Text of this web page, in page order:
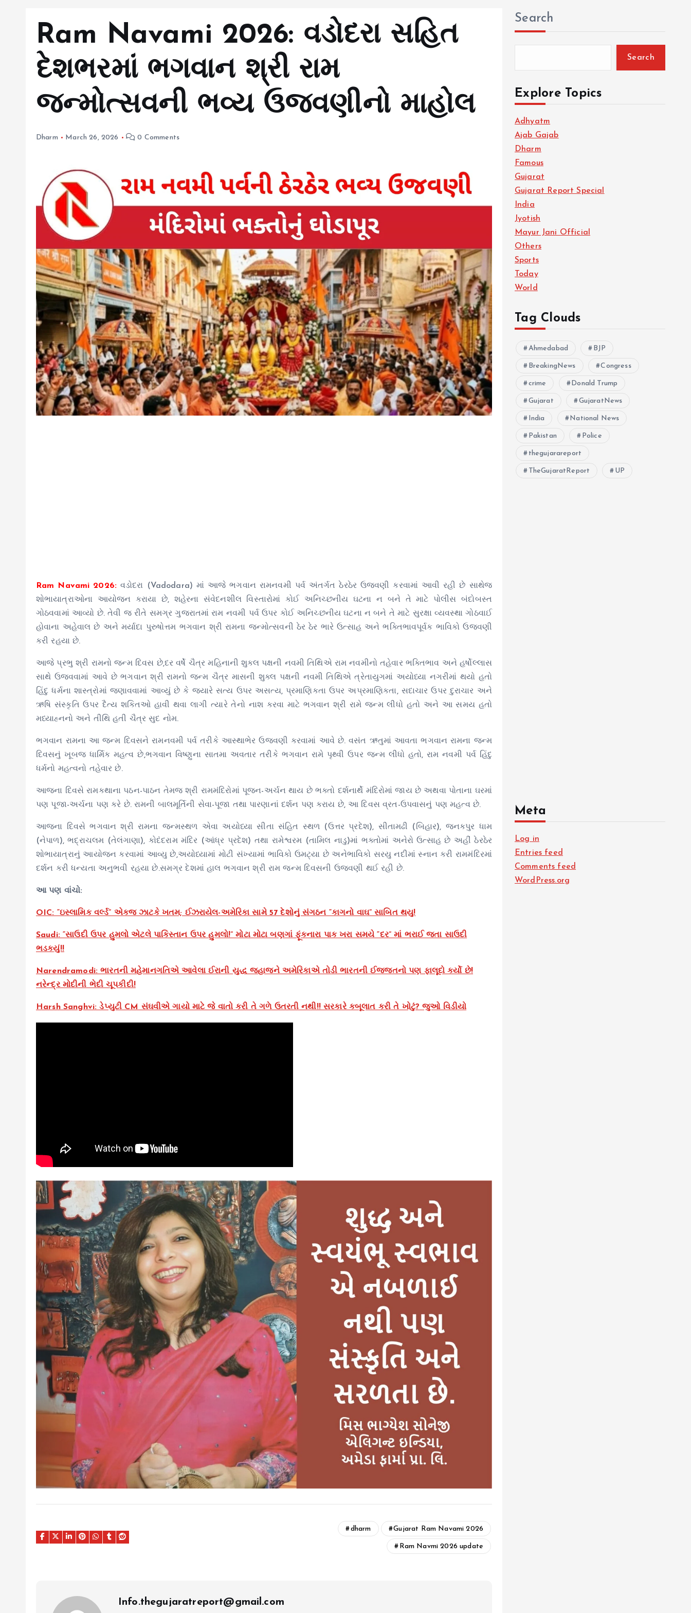
Ram Navami 2026: વડોદરા સહિત
દેશભરમાં ભગવાન શ્રી રામ
જન્મોત્સવની ભવ્ય ઉજવણીનો માહોલ
Dharm March 26, 2026 0 Comments
Ram Navami 2026: વડોદરા (Vadodara) માં આજે ભગવાન રામનવમી પર્વ અંતર્ગત ઠેરઠેર ઉજવણી કરવામાં આવી રહી છે સાથેજ
શોભાયાત્રાઓના આયોજન કરાયા છે, શહેરના સંવેદનશીલ વિસ્તારોમાં કોઈ અનિચ્છનીય ઘટના ન બને તે માટે પોલીસ બંદોબસ્ત
ગોઠવવામાં આવ્યો છે. તેવી જ રીતે સમગ્ર ગુજરાતમાં રામ નવમી પર્વ ઉપર કોઈ અનિચ્છનીય ઘટના ન બને તે માટે સુરક્ષા વ્યવસ્થા ગોઠવાઈ
હોવાના અહેવાલ છે અને મર્યાદા પુરુષોત્તમ ભગવાન શ્રી રામના જન્મોત્સવની ઠેર ઠેર ભારે ઉત્સાહ અને ભક્તિભાવપૂર્વક ભાવિકો ઉજવણી
કરી રહયા છે.
આજે પ્રભુ શ્રી રામનો જન્મ દિવસ છે,દર વર્ષે ચૈત્ર મહિનાની શુક્લ પક્ષની નવમી તિથિએ રામ નવમીનો તહેવાર ભક્તિભાવ અને હર્ષોલ્લાસ
સાથે ઉજવવામાં આવે છે ભગવાન શ્રી રામનો જન્મ ચૈત્ર માસની શુક્લ પક્ષની નવમી તિથિએ ત્રેતાયુગમાં અયોધ્યા નગરીમાં થયો હતો
હિંદુ ધર્મના શાસ્ત્રોમાં જણાવવામાં આવ્યું છે કે જયારે સત્‍ય ઉપર અસત્‍ય, પ્રમાણિકતા ઉપર અપ્રમાણિકતા, સદાચાર ઉપર દુરાચાર અને
ઋષિ સંસ્‍કૃતિ ઉપર દૈત્‍ય શકિતઓ હાવી થવા લાગી ત્‍યારે તેનો નાશ કરવા માટે ભગવાન શ્રી રામે જન્‍મ લીધો હતો અને આ સમય હતો
મધ્યાહ્નનો અને તીથિ હતી ચૈત્ર સુદ નોમ.
ભગવાન રામના આ જન્‍મ દિવસને રામનવમી પર્વ તરીકે આસ્થાભેર ઉજવણી કરવામાં આવે છે. વસંત ઋતુમાં આવતા ભગવાન રામના જન્મ
દિવસનું ખૂબજ ધાર્મિક મહત્વ છે,ભગવાન વિષ્ણુના સાતમા અવતાર તરીકે ભગવાન રામે પૃથ્વી ઉપર જન્મ લીધો હતો, રામ નવમી પર્વ હિંદુ
ધર્મનો મહત્વનો તહેવાર છે.
આજના દિવસે રામકથાના પઠન-પાઠન તેમજ શ્રી રામમંદિરોમાં પૂજન-અર્ચન થાય છે ભક્તો દર્શનાર્થે મંદિરોમાં જાય છે અથવા પોતાના ઘરમાં
પણ પૂજા-અર્ચના પણ કરે છે. રામની બાલમૂર્તિની સેવા-પૂજા તથા પારણાનાં દર્શન પણ કરાય છે, આ દિવસ વ્રત-ઉપવાસનું પણ મહત્વ છે.
આજના દિવસે ભગવાન શ્રી રામના જન્મસ્થળ એવા અયોધ્યા સીતા સંહિત સ્થળ (ઉત્તર પ્રદેશ), સીતામઢી (બિહાર), જનકપુર ધામ
(નેપાળ), ભદ્રાચલમ (તેલંગાણા), કોદંદરામ મંદિર (આંધ્ર પ્રદેશ) તથા રામેશ્વરમ (તામિલ નાડુ)માં ભક્તોમાં અનેરો ઉત્સાહ છે અહીં ઠેરઠેર
શોભાયાત્રાનું આયોજન કરવામાં આવ્યુ છે,અયોધ્યામાં મોટી સંખ્યામાં ભાવિકો ઉમટ્યા છે અનેભાવિકો સરયુ નદીમાં સ્નાન કરી રામમંદિરમાં
દર્શન કરી ધન્યતા અનુભવી રહયા છે.સમગ્ર દેશમાં હાલ ભગવાન શ્રી રામ જન્મ દિવસની ઉજવણી થઈ રહી છે.
આ પણ વાંચો:
OIC: “ઇસ્લામિક વર્લ્ડ” એકજ ઝાટકે ખતમ; ઈઝરાયેલ-અમેરિકા સામે 57 દેશોનું સંગઠન “કાગનો વાઘ” સાબિત થયુ!
Saudi: “સાઉદી ઉપર હુમલો એટલે પાકિસ્તાન ઉપર હુમલો!” મોટા મોટા બણગાં ફૂંકનારા પાક ખરા સમયે “દર” માં ભરાઈ જતા સાઉદી
ભડકયું!!
Narendramodi: ભારતની મહેમાનગતિએ આવેલા ઈરાની યુદ્ધ જહાજને અમેરિકાએ તોડી ભારતની ઈજ્જતનો પણ ફાલૂદો કર્યો છે!
નરેન્દ્ર મોદીની ભેદી ચૂપકીદી!
Harsh Sanghvi: ડેપ્યુટી CM સંઘવીએ ગાયો માટે જે વાતો કરી તે ગળે ઉતરતી નથી!! સરકારે કબૂલાત કરી તે ખોટું? જુઓ વિડીયો
dharm Gujarat Ram Navami 2026
Ram Navmi 2026 update
Info.thegujaratreport@gmail.com
Search
Search
Explore Topics
Adhyatm
Ajab Gajab
Dharm
Famous
Gujarat
Gujarat Report Special
India
Jyotish
Mayur Jani Official
Others
Sports
Today
World
Tag Clouds
Ahmedabad BJP
BreakingNews Congress
crime Donald Trump
Gujarat GujaratNews
India National News
Pakistan Police
thegujarareport
TheGujaratReport UP
Meta
Log in
Entries feed
Comments feed
WordPress.org